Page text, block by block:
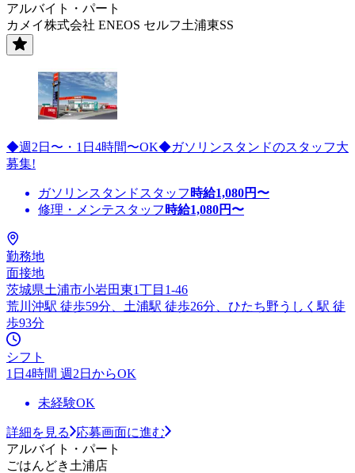
アルバイト・パート
カメイ株式会社 ENEOS セルフ土浦東SS
◆週2日〜・1日4時間〜OK◆ガソリンスタンドのスタッフ大
募集!
ガソリンスタンドスタッフ 時給1,080円〜
修理・メンテスタッフ 時給1,080円〜
勤務地
面接地
茨城県土浦市小岩田東1丁目1-46
荒川沖駅 徒歩59分、土浦駅 徒歩26分、ひたち野うしく駅 徒
歩93分
シフト
1日4時間 週2日からOK
未経験OK
詳細を見る
応募画面に進む
アルバイト・パート
ごはんどき土浦店